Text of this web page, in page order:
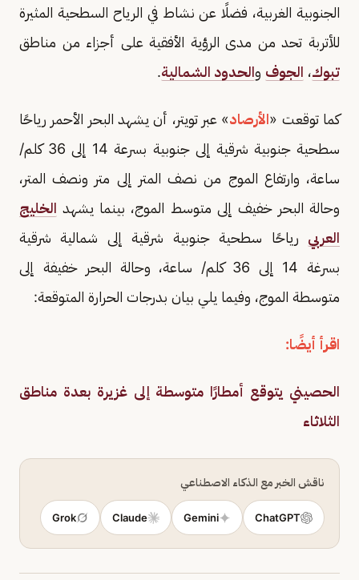
الجنوبية الغربية، فضلًا عن نشاط في الرياح السطحية المثيرة
للأتربة تحد من مدى الرؤية الأفقية على أجزاء من مناطق
تبوك، الجوف والحدود الشمالية.
كما توقعت «الأرصاد» عبر تويتر، أن يشهد البحر الأحمر رياحًا
سطحية جنوبية شرقية إلى جنوبية بسرعة 14 إلى 36 كلم/
ساعة، وارتفاع الموج من نصف المتر إلى متر ونصف المتر،
وحالة البحر خفيف إلى متوسط الموج، بينما يشهد الخليج
العربي رياحًا سطحية جنوبية شرقية إلى شمالية شرقية
بسرغة 14 إلى 36 كلم/ ساعة، وحالة البحر خفيفة إلى
متوسطة الموج، وفيما يلي بيان بدرجات الحرارة المتوقعة:
اقرأ أيضًا:
الحصيني يتوقع أمطارًا متوسطة إلى غزيرة بعدة مناطق
الثلاثاء
ناقش الخبر مع الذكاء الاصطناعي
ChatGPT
Gemini
Claude
Grok